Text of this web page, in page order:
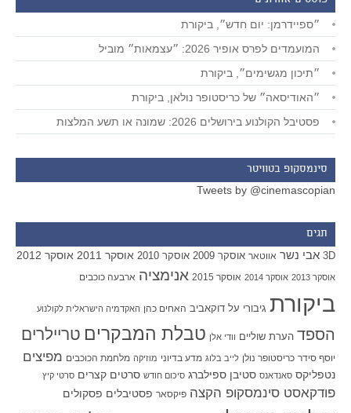
״ספיידרמן: יום חדש״, ביקורת
המועמדים לפרס אופיר 2026: ״עצמאות״ מוביל
״תיכון מגשימים״, ביקורת
״האודיסאה״ של כריסטופר נולאן, ביקורת
פסטיבל הקולנוע בירושלים 2026: שמונה או תשע המלצות
סינמסקופ בטוויטר
Tweets by @cinemascopian
תגים
3D אבי נשר אווטאר אוסקר 2009 אוסקר 2010 אוסקר 2011 אוסקר 2012
אוסקר 2013 אוסקר 2014 אוסקר 2015 אנימציה ארבעה כוכבים
ביקורת גיבורי על דוקאביב האחים כהן האקדמיה הישראלית לקולנוע
הספד הערת שוליים וודי אלן טבלת המבקרים טריילרים
יוסף סידר כריסטופר נולן לייב בלוג מדע בדיוני מוזיקה מלחמת הכוכבים מפיצים
נטפליקס סאנדאנס סטיבן ספילברג סיכום חודש סרטים קצרים סרטי קיץ
פודקאסט סינמסקופ הקצה פיקסאר פסטיבלים פסקולים